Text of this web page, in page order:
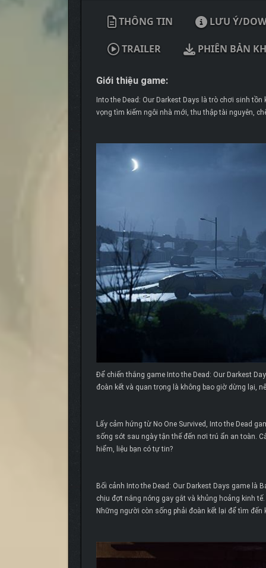
THÔNG TIN LƯU Ý/
TRAILER PHIÊN BẢN
Giới thiệu game:
Into the Dead: Our Darkest Days là trò chơi sinh
vọng tìm kiếm ngôi nhà mới, thu thập tài nguyên,
Để chiến thắng game Into the Dead: Our Darkest
đoàn kết và quan trọng là không bao giờ dừng lại,
Lấy cảm hứng từ No One Survived, Into the Dead
sống sót sau ngày tận thế đến nơi trú ẩn an toàn.
hiểm, liệu bạn có tự tin?
Bối cảnh Into the Dead: Our Darkest Days game là
chịu đợt nắng nóng gay gắt và khủng hoảng kinh
Những người còn sống phải đoàn kết lại để tìm